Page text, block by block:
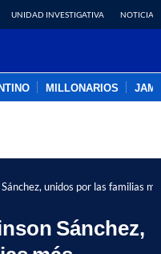
UNIDAD INVESTIGATIVA NOTICIAS
MILLONARIOS
unidos por las familias
Sánchez,